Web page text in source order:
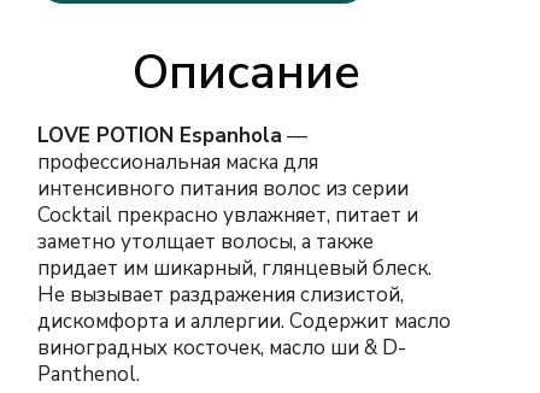
Описание
LOVE POTION Espanhola —
профессиональная маска для
интенсивного питания волос из серии
Cocktail прекрасно увлажняет, питает и
заметно утолщает волосы, а также
придает им шикарный, глянцевый блеск.
Не вызывает раздражения слизистой,
дискомфорта и аллергии. Содержит масло
виноградных косточек, масло ши & D-
Panthenol.